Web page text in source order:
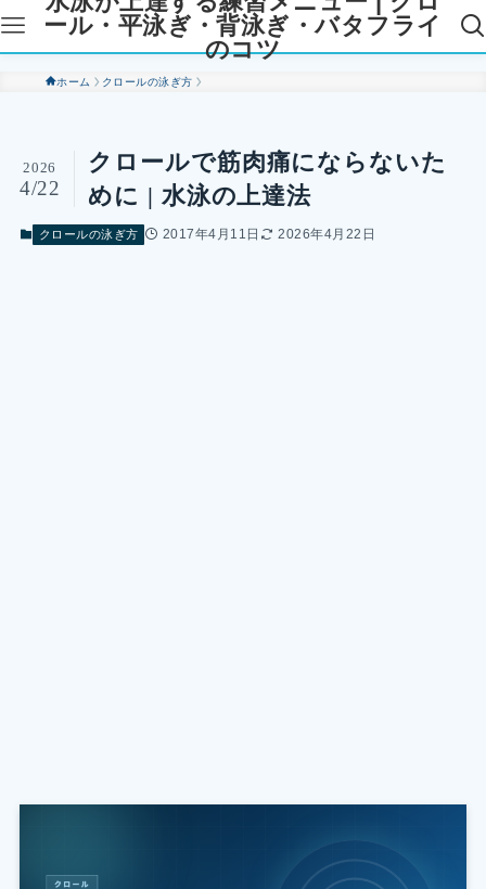
ール・平泳ぎ・背泳ぎ・バタフライ
のコツ
ホーム クロールの泳ぎ方
クロールで筋肉痛にならないた
めに | 水泳の上達法
2026
4/22
クロールの泳ぎ方 2017年4月11日 2026年4月22日